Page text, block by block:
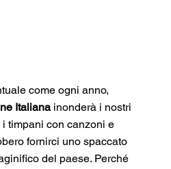
come ogni anno,
Italiana inonderà i nostri
timpani con canzoni e
fornirci uno spaccato
del paese. Perché